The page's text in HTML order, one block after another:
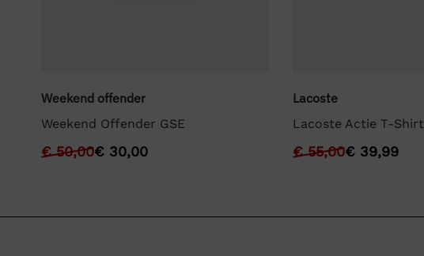
Weekend offender
Weekend Offender GSE
€50,00€ 30,00
Lacoste
Lacoste Actie T-Shirt
€55,00€39,99